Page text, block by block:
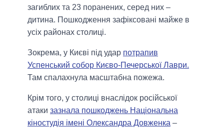
загиблих та 23 поранених, серед них –
дитина. Пошкодження зафіксовані майже в
усіх районах столиці.
Зокрема, у Києві під удар потрапив
Успенський собор Києво-Печерської Лаври.
Там спалахнула масштабна пожежа.
Крім того, у столиці внаслідок російської
атаки зазнала пошкоджень Національна
кіностудія імені Олександра Довженка –